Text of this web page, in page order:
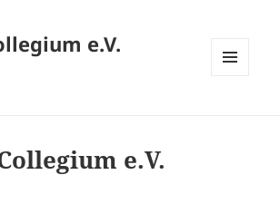
e.V.
e.V.